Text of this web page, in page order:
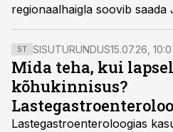
regionaalhaigla soovib saada
suuromanikuks. Raha
siinsesse haiglasse.
ST SISUTURUNDUS15.07.26,
Mida teha, kui
kõhukinnisus?
Lastegastroenteroloogias